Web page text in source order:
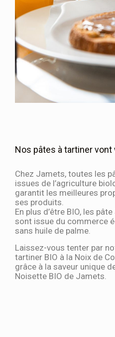
Nos pâtes à tartiner
Chez Jamets, toutes les
issues de l’agriculture
garantit les meilleures
ses produits.
En plus d’être BIO, les
sont issue du commerce
sans huile de palme.
Laissez-vous tenter par
tartiner BIO à la Noix de
grâce à la saveur unique
Noisette BIO de Jamets.